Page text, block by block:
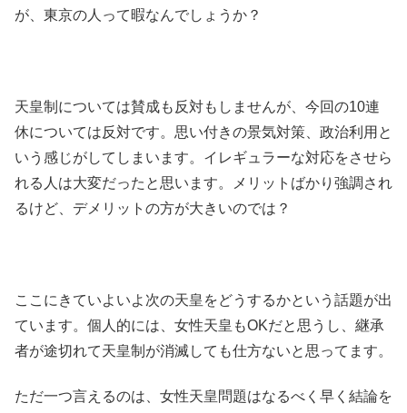
が、東京の人って暇なんでしょうか？
天皇制については賛成も反対もしませんが、今回の10連
休については反対です。思い付きの景気対策、政治利用と
いう感じがしてしまいます。イレギュラーな対応をさせら
れる人は大変だったと思います。メリットばかり強調され
るけど、デメリットの方が大きいのでは？
ここにきていよいよ次の天皇をどうするかという話題が出
ています。個人的には、女性天皇もOKだと思うし、継承
者が途切れて天皇制が消滅しても仕方ないと思ってます。
ただ一つ言えるのは、女性天皇問題はなるべく早く結論を